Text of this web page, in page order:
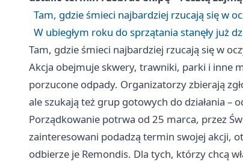
Tam, gdzie śmieci najbardziej rzucają się w
W ubiegłym roku do sprzątania stanęły już
Tam, gdzie śmieci najbardziej rzucają się w
Akcja obejmuje skwery, trawniki, parki i inne
porzucone odpady. Organizatorzy zbierają
ale szukają też grup gotowych do działania –
Porządkowanie potrwa od 25 marca, przez
zainteresowani podadzą termin swojej akcji,
odbierze je Remondis. Dla tych, którzy chcą